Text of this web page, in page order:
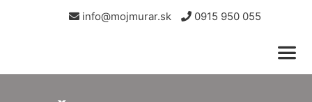
info@mojmurar.sk 0915 950 055